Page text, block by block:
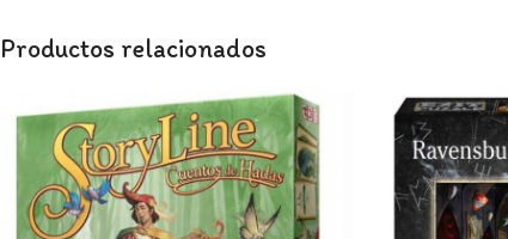
Productos relacionados